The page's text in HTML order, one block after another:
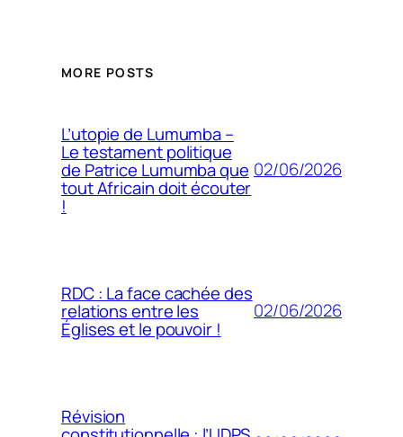
MORE POSTS
L’utopie de Lumumba –
Le testament politique
de Patrice Lumumba que
tout Africain doit écouter
!
02/06/2026
RDC : La face cachée des
relations entre les
Églises et le pouvoir !
02/06/2026
Révision